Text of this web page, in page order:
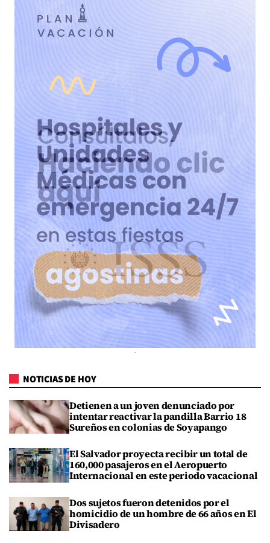
NOTICIAS DE HOY
Detienen a un joven denunciado por
intentar reactivar la pandilla Barrio 18
Sureños en colonias de Soyapango
El Salvador proyecta recibir un total de
160,000 pasajeros en el Aeropuerto
Internacional en este periodo vacacional
Dos sujetos fueron detenidos por el
homicidio de un hombre de 66 años en El
Divisadero